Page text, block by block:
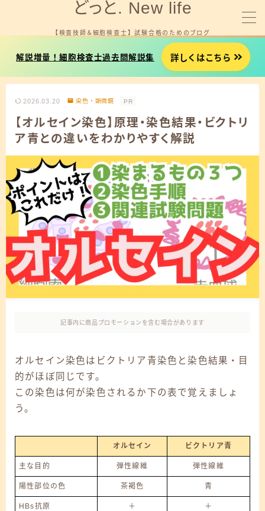
どっと. New life
【検査技師＆細胞検査士】 試験合格のためのブログ
細胞検査士試験を受験する方へ
就職やお金に悩みがある方へ
プロフィール
お問い合わせ
細胞検査士試験用タイマー
解説増量！細胞検査士過去問解説集 詳しくはこちら
2026.03.20 染色・顕微鏡 PR
【オルセイン染色】原理・染色結果・ビクトリ
ア青との違いをわかりやすく解説
記事内に商品プロモーションを含む場合があります
オルセイン染色はビクトリア青染色と染色結果・目
的がほぼ同じです。
この染色は何が染色されるか下の表で覚えましょ
う。
オルセイン ビクトリア青
主な目的 弾性線維 弾性線維
陽性部位の色 茶褐色 青
HBs抗原 ＋ ＋